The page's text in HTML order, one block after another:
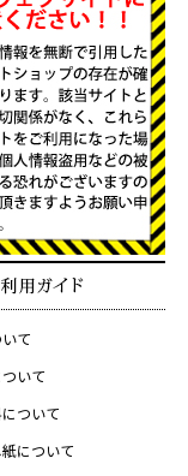
て
いて
ついて
について